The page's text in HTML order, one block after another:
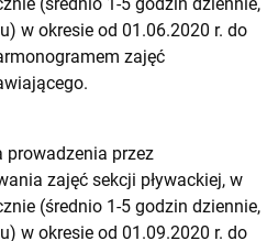
w okresie od 01.06.2020 r. do
zajęć
prowadzenia przez
zajęć sekcji pływackiej, w
(średnio 1-5 godzin dziennie,
w okresie od 01.09.2020 r. do